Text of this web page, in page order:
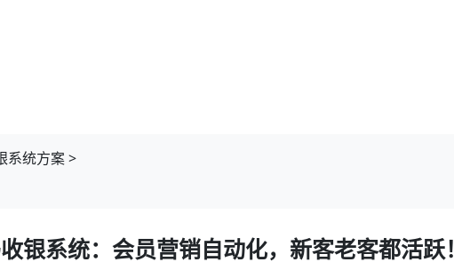
系统方案>
银系统：会员营销自动化，新客老客都活跃！